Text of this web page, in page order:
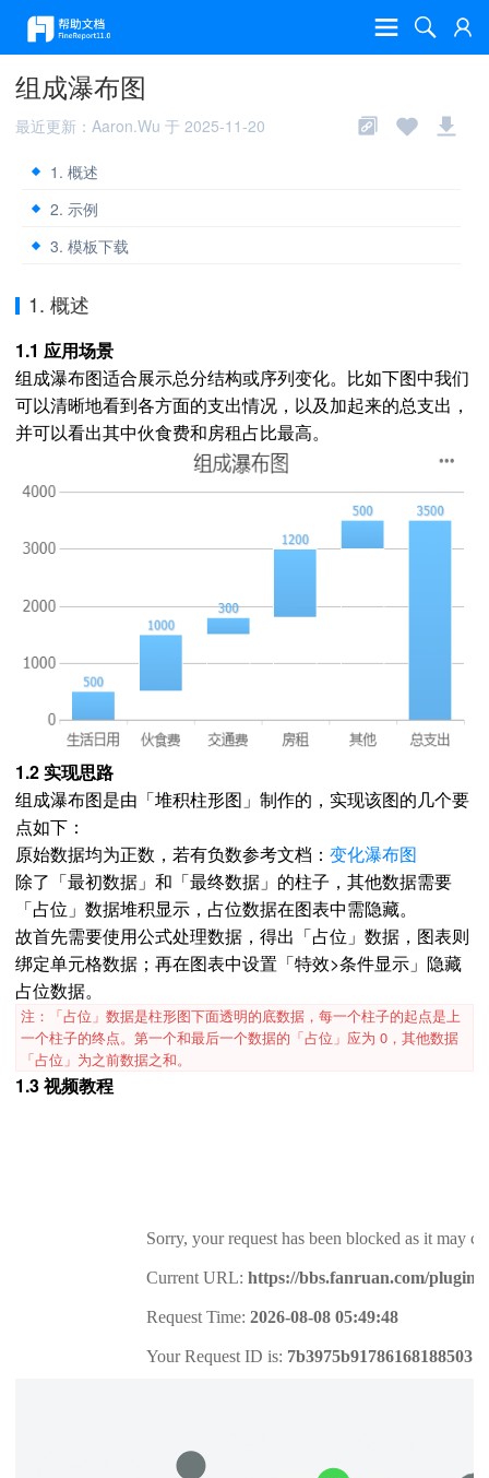
组成瀑布图
最近更新：Aaron.Wu 于 2025-11-20
1. 概述
2. 示例
3. 模板下载
1. 概述
1.1 应用场景
组成瀑布图适合展示总分结构或序列变化。比如下图中我们
可以清晰地看到各方面的支出情况，以及加起来的总支出，
并可以看出其中伙食费和房租占比最高。
1.2 实现思路
组成瀑布图是由「堆积柱形图」制作的，实现该图的几个要
点如下：
原始数据均为正数，若有负数参考文档： 变化瀑布图
除了「最初数据」和「最终数据」的柱子，其他数据需要
「占位」数据堆积显示，占位数据在图表中需隐藏。
故首先需要使用公式处理数据，得出「占位」数据，图表则
绑定单元格数据；再在图表中设置「特效>条件显示」隐藏
占位数据。
注：「占位」数据是柱形图下面透明的底数据，每一个柱子的起点是上
一个柱子的终点。第一个和最后一个数据的 「占位」应为 0，其他数据
「占位」为之前数据之和。
1.3 视频教程